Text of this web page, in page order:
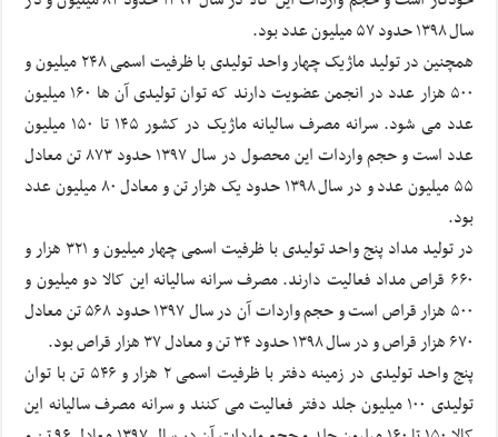
سال ۱۳۹۸ حدود ۵۷ میلیون عدد بود.
همچنین در تولید ماژیک چهار واحد تولیدی با ظرفیت اسمی ۲۴۸ میلیون و
۵۰۰ هزار عدد در انجمن عضویت دارند که توان تولیدی آن ها ۱۶۰ میلیون
عدد می شود. سرانه مصرف سالیانه ماژیک در کشور ۱۴۵ تا ۱۵۰ میلیون
عدد است و حجم واردات این محصول در سال ۱۳۹۷ حدود ۸۷۳ تن معادل
۵۵ میلیون عدد و در سال ۱۳۹۸ حدود یک هزار تن و معادل ۸۰ میلیون عدد
بود.
در تولید مداد پنج واحد تولیدی با ظرفیت اسمی چهار میلیون و ۳۲۱ هزار و
۶۶۰ قراص مداد فعالیت دارند. مصرف سرانه سالیانه این کالا دو میلیون و
۵۰۰ هزار قراص است و حجم واردات آن در سال ۱۳۹۷ حدود ۵۶۸ تن معادل
۶۷۰ هزار قراص و در سال ۱۳۹۸ حدود ۳۴ تن و معادل ۳۷ هزار قراص بود.
پنج واحد تولیدی در زمینه دفتر با ظرفیت اسمی ۲ هزار و ۵۴۶ تن با توان
تولیدی ۱۰۰ میلیون جلد دفتر فعالیت می کنند و سرانه مصرف سالیانه این